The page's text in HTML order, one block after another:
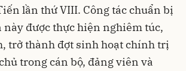
lần thứ VIII. Công tác chuẩn bị
này được thực hiện nghiêm túc,
trở thành đợt sinh hoạt chính trị
trong cán bộ, đảng viên và